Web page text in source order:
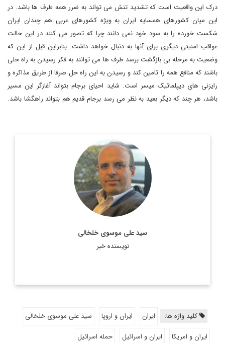
درک این واقعیت است که تشدید تنش می تواند به ضرر همه طرف ها باشد. در
این میان کشورهای همسایه ایران به ویژه کشورهای عربی هم چندان ایران
شکست خورده را به سود خود نمی دانند چرا که تصور می کنند در این حالت
عواقب امنیتی دیگری برای آنها به دنبال خواهد داشت. بنابراین قبل از این که
وضعیت به مرحله بی بازگشت برسد طرف ها می توانند به فکر رسیدن به راه حلی
باشند که منافع همه را تامین کند و رسیدن به این راه حل صرفا از طریق مذاکره و
رایزنی های دیپلماتیک میسر است. شاید احیای برجام بتواند آغازگر این مسیر
باشد، هر چند که دیگر بعید به نظر می رسد برجام قدیم هم بتواند راهگشا باشد.
سید علی موسوی خلخالی
نویسنده خبر
روزنامه نگار، نویسنده، مترجم و سردبیر دیپلماسی ایرانی.
اطلاعات بیشتر
کلید واژه ها: ایران ایران و اروپا
سید علی موسوی خلخالی
ایران و امریکا
ایران و اسرائیل
حمله اسرائیل